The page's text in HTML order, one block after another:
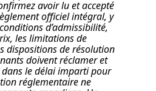
avoir lu et accepté
officiel intégral, y
d’admissibilité,
les limitations de
dispositions de résolution
doivent réclamer et
le délai imparti pour
réglementaire ne